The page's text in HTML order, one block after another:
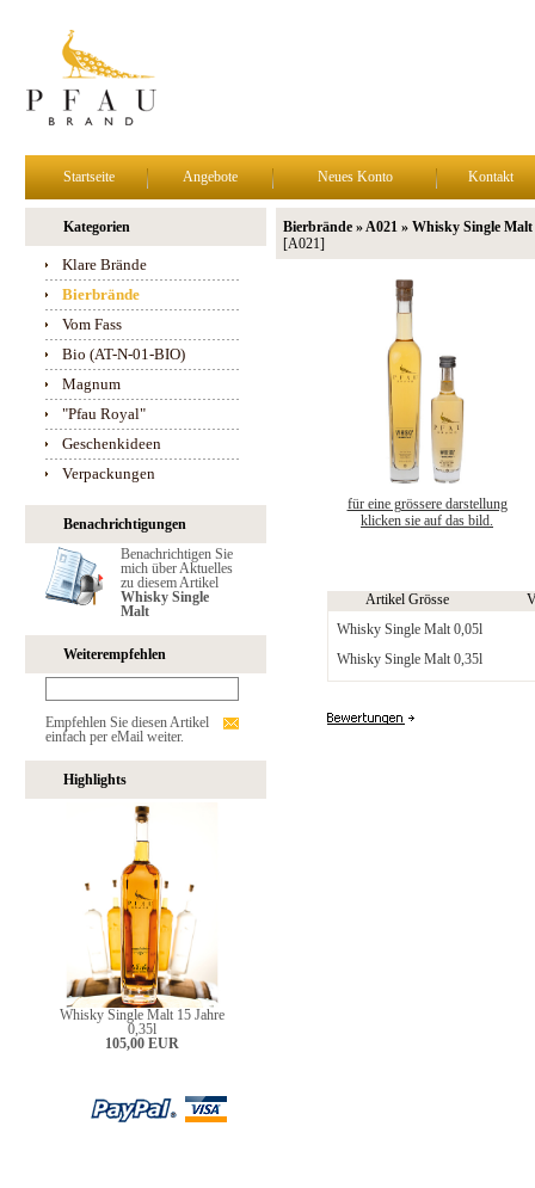
Startseite Angebote Neues Konto Kontakt
Kategorien
Klare Brände
Bierbrände
Vom Fass
Bio (AT-N-01-BIO)
Magnum
"Pfau Royal"
Geschenkideen
Verpackungen
Benachrichtigungen
Benachrichtigen Sie
mich über Aktuelles
zu diesem Artikel
Whisky Single
Malt
Weiterempfehlen
Empfehlen Sie diesen Artikel
einfach per eMail weiter.
Highlights
Whisky Single Malt 15 Jahre
0,35l
105,00 EUR
Bierbrände » A021 » Whisky Single Malt
[A021]
für eine grössere darstellung
klicken sie auf das bild.
Artikel Grösse
Whisky Single Malt 0,05l
Whisky Single Malt 0,35l